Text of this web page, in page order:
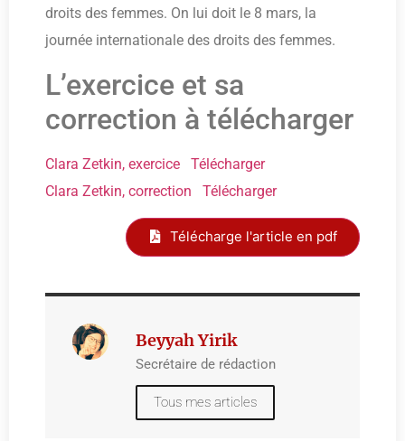
droits des femmes. On lui doit le 8 mars, la
journée internationale des droits des femmes.
L’exercice et sa
correction à télécharger
Clara Zetkin, exercice
Télécharger
Clara Zetkin, correction
Télécharger
Télécharge l'article en pdf
Beyyah Yirik
Secrétaire de rédaction
Tous mes articles